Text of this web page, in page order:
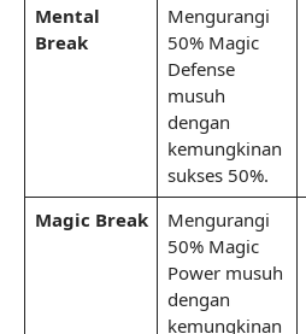
Mental
Break
Mengurangi
50% Magic
Defense
musuh
dengan
kemungkinan
sukses 50%.
Magic Break
Mengurangi
50% Magic
Power musuh
dengan
kemungkinan